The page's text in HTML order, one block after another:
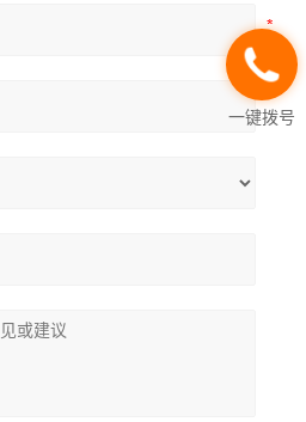
一键拨号